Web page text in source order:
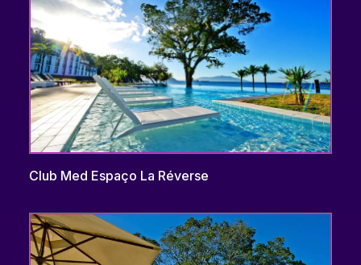
Club Med Espaço La Réverse